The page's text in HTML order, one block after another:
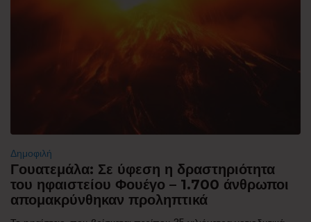
Δημοφιλή
Γουατεμάλα: Σε ύφεση η δραστηριότητα
του ηφαιστείου Φουέγο – 1.700 άνθρωποι
απομακρύνθηκαν προληπτικά